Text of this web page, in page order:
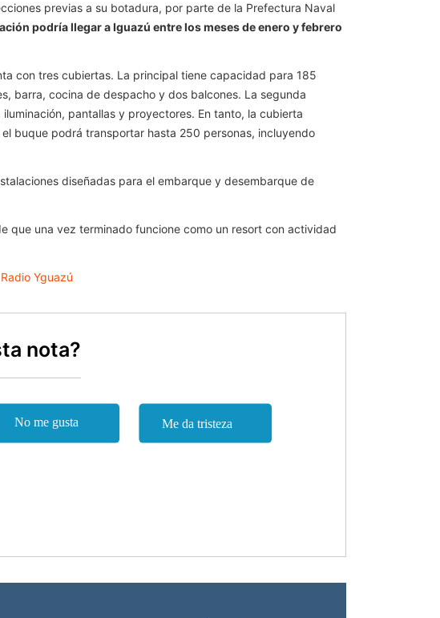
previas a su botadura, por parte de la Prefectura Naval
podría llegar a Iguazú entre los meses de enero y febrero
con tres cubiertas. La principal tiene capacidad para 185
barra, cocina de despacho y dos balcones. La segunda
pantallas y proyectores. En tanto, la cubierta
buque podrá transportar hasta 250 personas, incluyendo
diseñadas para el embarque y desembarque de
que una vez terminado funcione como un resort con actividad
Yguazú
nota?